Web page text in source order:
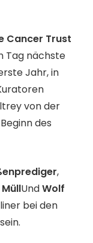
Cancer Trust
Tag nächste
Jahr, in
von der
des
,
MüllUndWolf
bei den